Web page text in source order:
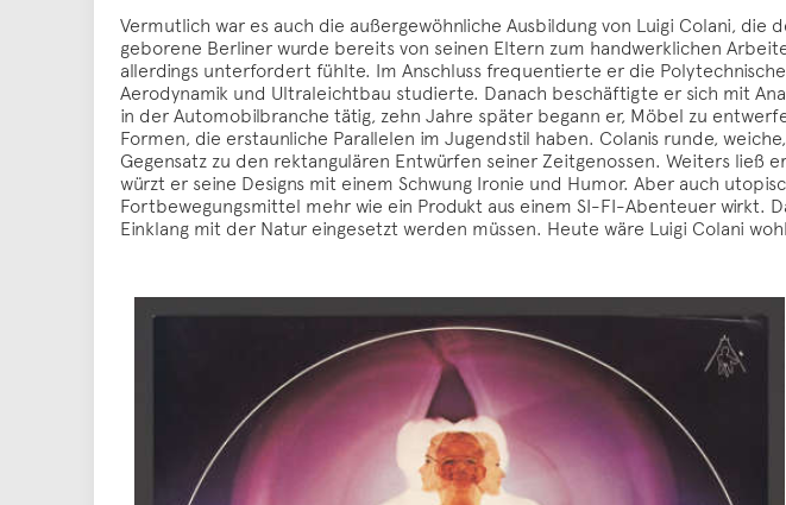
Vermutlich war es auch die außergewöhnliche Ausbildung von Luigi Colani,
geborene Berliner wurde bereits von seinen Eltern zum handwerklichen
allerdings unterfordert fühlte. Im Anschluss frequentierte er die
Aerodynamik und Ultraleichtbau studierte. Danach beschäftigte er sich mit
in der Automobilbranche tätig, zehn Jahre später begann er, Möbel zu
Formen, die erstaunliche Parallelen im Jugendstil haben. Colanis runde,
Gegensatz zu den rektangulären Entwürfen seiner Zeitgenossen. Weiters ließ
würzt er seine Designs mit einem Schwung Ironie und Humor. Aber auch
Fortbewegungsmittel mehr wie ein Produkt aus einem SI-FI-Abenteuer wirkt.
Einklang mit der Natur eingesetzt werden müssen. Heute wäre Luigi Colani